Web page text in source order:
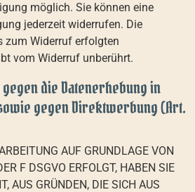
möglich. Sie können eine
jederzeit widerrufen. Die
zum Widerruf erfolgten
vom Widerruf unberührt.
die Datenerhebung in
gegen Direktwerbung (Art.
AUF GRUNDLAGE VON
F DSGVO ERFOLGT, HABEN SIE
AUS GRÜNDEN, DIE SICH AUS